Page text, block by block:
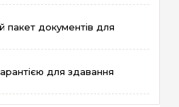
документів для
для здавання